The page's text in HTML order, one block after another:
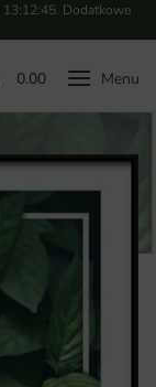
13:12:44. Dodatkowe
0.00